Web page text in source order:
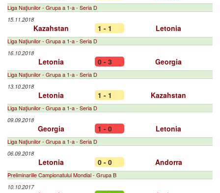
Liga Naţiunilor - Grupa a 1-a - Seria D
15.11.2018
Kazahstan 1 - 1 Letonia
Liga Naţiunilor - Grupa a 1-a - Seria D
16.10.2018
Letonia 0 - 3 Georgia
Liga Naţiunilor - Grupa a 1-a - Seria D
13.10.2018
Letonia 1 - 1 Kazahstan
Liga Naţiunilor - Grupa a 1-a - Seria D
09.09.2018
Georgia 1 - 0 Letonia
Liga Naţiunilor - Grupa a 1-a - Seria D
06.09.2018
Letonia 0 - 0 Andorra
Preliminariile Campionatului Mondial - Grupa B
10.10.2017